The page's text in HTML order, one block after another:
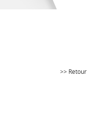
>> Retour